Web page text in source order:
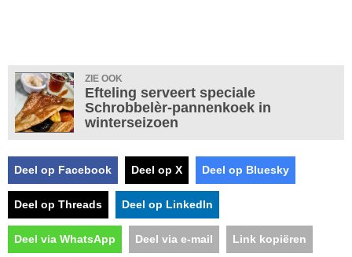
ZIE OOK
Efteling serveert speciale
Schrobbelèr-pannenkoek in
winterseizoen
Deel op Facebook Deel op X Deel op Bluesky
Deel op Threads Deel op LinkedIn
Deel via WhatsApp Deel via e-mail Link kopiëren